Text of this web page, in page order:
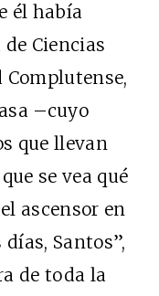
él había
Ciencias
–cuyo
que llevan
se vea qué
ascensor en
Santos”,
de toda la